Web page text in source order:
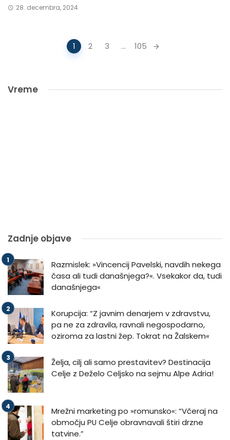
28. decembra, 2024
1 2 3 ... 105
Vreme
Zadnje objave
Razmislek: »Vincencij Pavelski, navdih nekega
časa ali tudi današnjega?«. Vsekakor da, tudi
današnjega«
Korupcija: “Z javnim denarjem v zdravstvu,
pa ne za zdravila, ravnali negospodarno,
oziroma za lastni žep. Tokrat na Žalskem«
Želja, cilj ali samo prestavitev? Destinacija
Celje z Deželo Celjsko na sejmu Alpe Adria!
Mrežni marketing po »romunsko«: “Včeraj na
območju PU Celje obravnavali štiri drzne
tatvine.”